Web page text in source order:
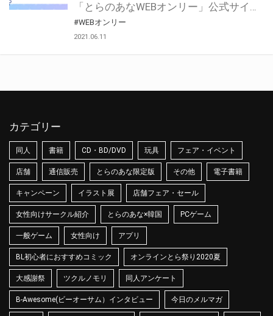
「とらのあなWEBオンリー」公式サイトでとらのあな通販の「割引クーポン」を配布中！ イベントごとに開催当日限定で使える割引クーポンのシリアルコードを発行します。 とらのあなWEBオンリーのページをチェックして、イベント当日にお得にお買い物を楽しみましょう♪ ※本キャンペーンは予告なく終了する場合がございます。 とらのあなWEBオンリーサイトはこちら
#WEBオンリー
2021.06.11
カテゴリー
同人 書籍 CD・BD/DVD 玩具 フェア・イベント
店舗 通信販売 とらのあな限定版 その他 電子書籍
キャンペーン イラスト展 店舗フェア・セール
女性向けサークル紹介 とらのあな×韓国 PCゲーム
一般ゲーム 女性向け アプリ
BL初心者におすすめコミック オンラインとら祭り2020夏
大感謝祭 ツクルノモリ 同人アンケート
B-Awesome(ビーオーサム）インタビュー 今日のメルマガ